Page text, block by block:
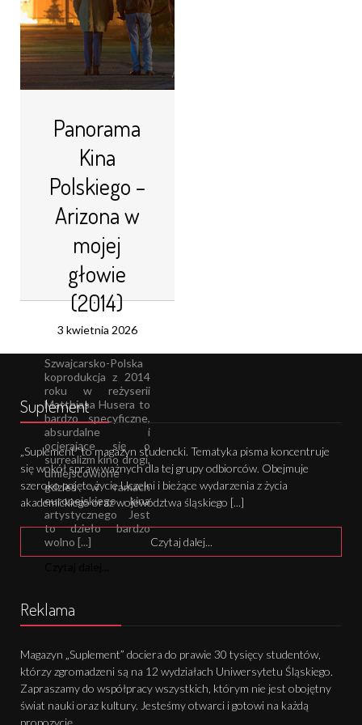
Panorama
Kina
Polskiego –
Arizona w
mojej
głowie
(2014)
3 kwietnia 2026
Szwajcarsko-Polska
koprodukcja z 2014
roku w reżyserii
Matthiasa Husera to
bardzo specyficzne,
absurdalne i
ocierające się o
surrealizm kino drogi,
umiejscowione
gdzieś w ramach
europejskiego kina
artystycznego Jest
to dzieło bardzo
wolno [...]
Suplement
„Suplement” to magazyn studencki. Tematyka pisma koncentruje
się wokół spraw ważnych dla tej grupy odbiorców. Obejmuje
szeroko pojęte życie Uczelni i bieżące wydarzenia z życia
akademickiego oraz województwa śląskiego [...]
Czytaj dalej...
Reklama
Magazyn „Suplement” dociera do prawie 30 tysięcy studentów,
którzy zgromadzeni są na 12 wydziałach Uniwersytetu Śląskiego.
Zapraszamy do współpracy wszystkich, którym nie jest obojętny
świat nauki oraz kultury. Jesteśmy otwarci i gotowi na każdą
propozycję.